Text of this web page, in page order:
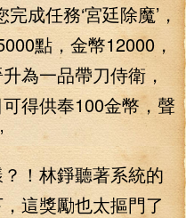
任務‘宮廷除魔’，
點，金幣12000，
為一品帶刀侍衛，
得供奉100金幣，聲
林錚聽著系統的
這獎勵也太摳門了